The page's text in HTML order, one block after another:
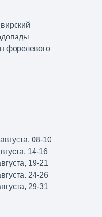
форелевого
08-10
14-16
19-21
24-26
29-31